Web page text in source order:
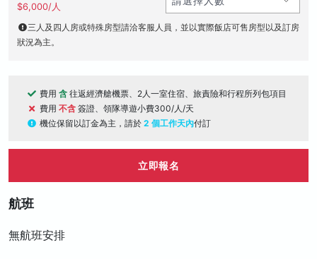
$6,000/人
三人及四人房或特殊房型請洽客服人員，並以實際飯店可售房型以及訂房
狀況為主。
費用 含 往返經濟艙機票、2人一室住宿、旅責險和行程所列包項目
費用 不含 簽證、領隊導遊小費300/人/天
機位保留以訂金為主，請於 2 個工作天內付訂
立即報名
航班
無航班安排